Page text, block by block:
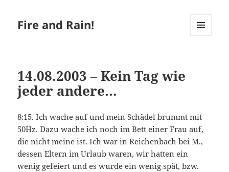
Fire and Rain!
14.08.2003 – Kein Tag wie
jeder andere…
8:15. Ich wache auf und mein Schädel brummt mit
50Hz. Dazu wache ich noch im Bett einer Frau auf,
die nicht meine ist. Ich war in Reichenbach bei M.,
dessen Eltern im Urlaub waren, wir hatten ein
wenig gefeiert und es wurde ein wenig spät, bzw.